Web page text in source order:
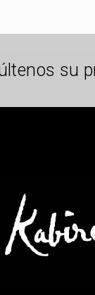
su